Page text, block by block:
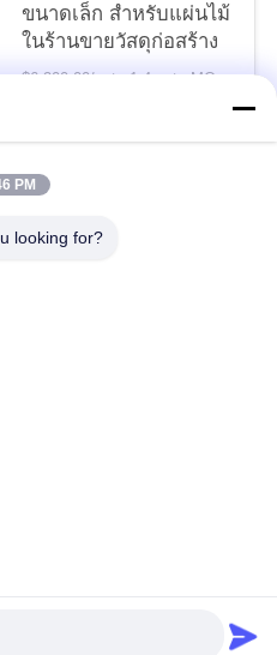
ขนาดเล็ก สําหรับแผ่นไม้
ในร้านขายวัสดุก่อสร้าง
$6,200.00/sets 1-4 sets MOQ:1 ชุด
ม
PM
looking for?